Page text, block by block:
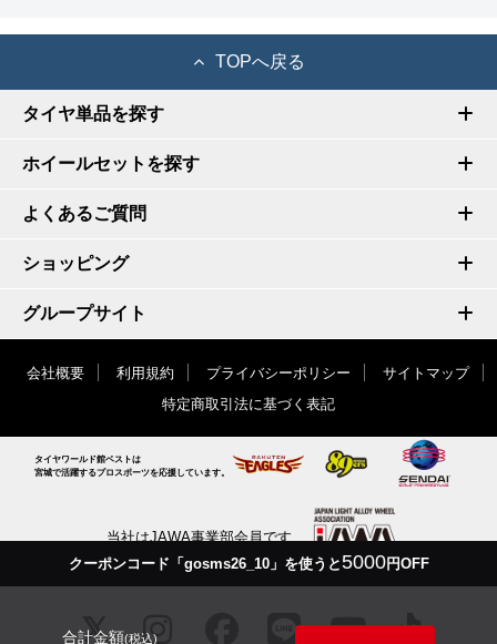
クーポンコード「gosms26_10」を使うと5000円OFF
合計金額(税込)
TOPへ戻る
タイヤ単品を探す
ホイールセットを探す
よくあるご質問
ショッピング
グループサイト
会社概要 利用規約 プライバシーポリシー
サイトマップ
特定商取引法に基づく表記
タイヤワールド館ベストは
宮城で活躍するプロスポーツを応援しています。
当社はJAWA事業部会員です